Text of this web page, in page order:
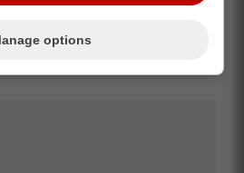
dans un dossier aussi
humain.
options